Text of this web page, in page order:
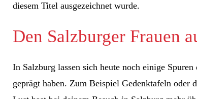
diesem Titel ausgezeichnet wurde.
Den Salzburger Frauen
In Salzburg lassen sich heute noch einige
geprägt haben. Zum Beispiel Gedenktafeln oder